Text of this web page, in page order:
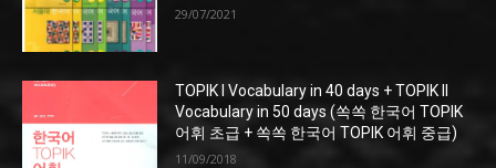
29/07/2021
TOPIK I Vocabulary in 40 days + TOPIK II
Vocabulary in 50 days (쏙쏙 한국어 TOPIK
어휘 초급 + 쏙쏙 한국어 TOPIK 어휘 중급)
11/09/2018